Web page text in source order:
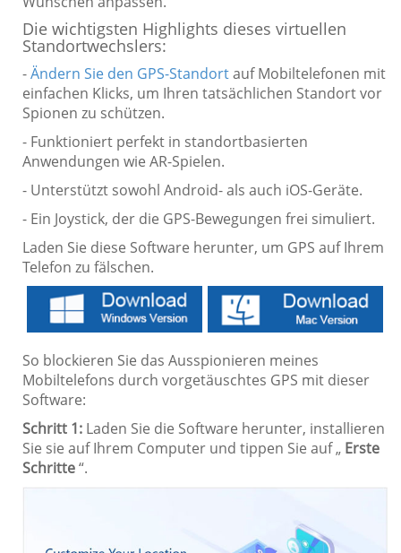
Die wichtigsten Highlights dieses virtuellen
Standortwechslers:
-Ändern Sie den GPS-Standortauf Mobiltelefonen mit
einfachen Klicks, um Ihren tatsächlichen Standort vor
Spionen zu schützen.
- Funktioniert perfekt in standortbasierten
Anwendungen wie AR-Spielen.
- Unterstützt sowohl Android- als auch iOS-Geräte.
- Ein Joystick, der die GPS-Bewegungen frei simuliert.
Laden Sie diese Software herunter, um GPS auf Ihrem
Telefon zu fälschen.
So blockieren Sie das Ausspionieren meines
Mobiltelefons durch vorgetäuschtes GPS mit dieser
Software:
Schritt 1: Laden Sie die Software herunter, installieren
Sie sie auf Ihrem Computer und tippen Sie auf „ Erste
Schritte“.